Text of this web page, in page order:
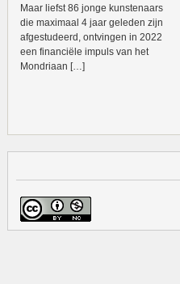
Maar liefst 86 jonge kunstenaars
die maximaal 4 jaar geleden zijn
afgestudeerd, ontvingen in 2022
een financiële impuls van het
Mondriaan […]